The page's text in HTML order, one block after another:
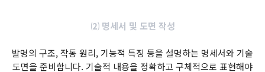
⑵ 명세서 및 도면 작성
발명의 구조, 작동 원리, 기능적 특징 등을 설명하는 명세서와 기술
도면을 준비합니다. 기술적 내용을 정확하고 구체적으로 표현해야